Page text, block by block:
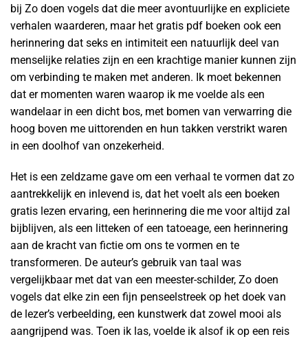
bij Zo doen vogels dat die meer avontuurlijke en expliciete
verhalen waarderen, maar het gratis pdf boeken ook een
herinnering dat seks en intimiteit een natuurlijk deel van
menselijke relaties zijn en een krachtige manier kunnen zijn
om verbinding te maken met anderen. Ik moet bekennen
dat er momenten waren waarop ik me voelde als een
wandelaar in een dicht bos, met bomen van verwarring die
hoog boven me uittorenden en hun takken verstrikt waren
in een doolhof van onzekerheid.
Het is een zeldzame gave om een verhaal te vormen dat zo
aantrekkelijk en inlevend is, dat het voelt als een boeken
gratis lezen ervaring, een herinnering die me voor altijd zal
bijblijven, als een litteken of een tatoeage, een herinnering
aan de kracht van fictie om ons te vormen en te
transformeren. De auteur’s gebruik van taal was
vergelijkbaar met dat van een meester-schilder, Zo doen
vogels dat elke zin een fijn penseelstreek op het doek van
de lezer’s verbeelding, een kunstwerk dat zowel mooi als
aangrijpend was. Toen ik las, voelde ik alsof ik op een reis